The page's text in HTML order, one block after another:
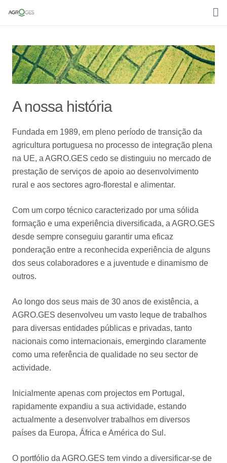
Sobre nós
Media
Áreas de trabalho
Clientes
Contactos
Português
A nossa história
Fundada em 1989, em pleno período de transição da
agricultura portuguesa no processo de integração plena
na UE, a AGRO.GES cedo se distinguiu no mercado de
prestação de serviços de apoio ao desenvolvimento
rural e aos sectores agro-florestal e alimentar.
Com um corpo técnico caracterizado por uma sólida
formação e uma experiência diversificada, a AGRO.GES
desde sempre conseguiu garantir uma eficaz
ponderação entre a reconhecida experiência de alguns
dos seus colaboradores e a juventude e dinamismo de
outros.
Ao longo dos seus mais de 30 anos de existência, a
AGRO.GES desenvolveu um vasto leque de trabalhos
para diversas entidades públicas e privadas, tanto
nacionais como internacionais, emergindo claramente
como uma referência de qualidade no seu sector de
actividade.
Inicialmente apenas com projectos em Portugal,
rapidamente expandiu a sua actividade, estando
actualmente a desenvolver trabalhos em diversos
países da Europa, África e América do Sul.
O portfólio da AGRO.GES tem vindo a diversificar-se de